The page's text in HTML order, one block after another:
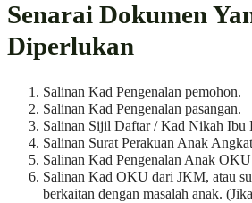
Senarai Dokumen
Diperlukan
Salinan Kad Pengenalan pemohon.
Salinan Kad Pengenalan pasangan.
Salinan Sijil Daftar / Kad Nikah Ibu
Salinan Surat Perakuan Anak
Salinan Kad Pengenalan Anak
Salinan Kad OKU dari JKM, atau
berkaitan dengan masalah anak.